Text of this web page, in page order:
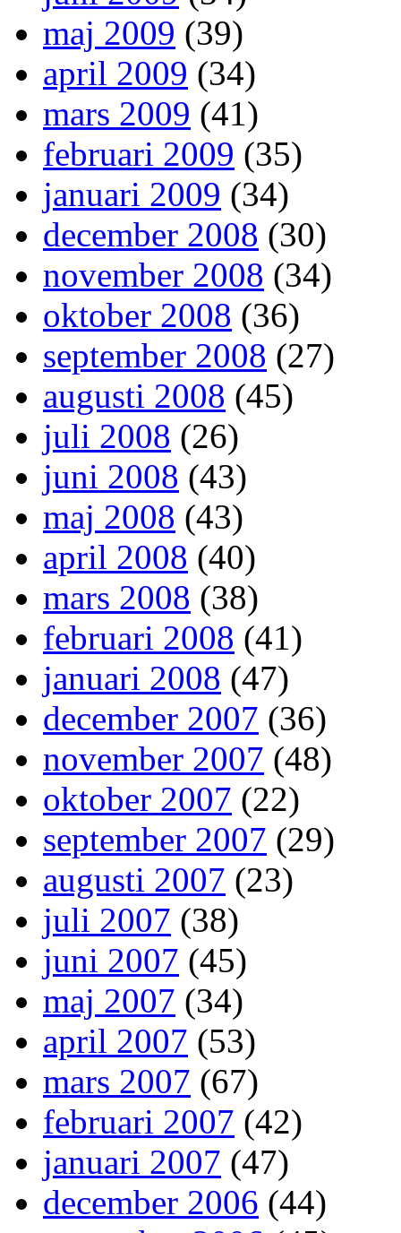
maj 2009 (39)
april 2009 (34)
mars 2009 (41)
februari 2009 (35)
januari 2009 (34)
december 2008 (30)
november 2008 (34)
oktober 2008 (36)
september 2008 (27)
augusti 2008 (45)
juli 2008 (26)
juni 2008 (43)
maj 2008 (43)
april 2008 (40)
mars 2008 (38)
februari 2008 (41)
januari 2008 (47)
december 2007 (36)
november 2007 (48)
oktober 2007 (22)
september 2007 (29)
augusti 2007 (23)
juli 2007 (38)
juni 2007 (45)
maj 2007 (34)
april 2007 (53)
mars 2007 (67)
februari 2007 (42)
januari 2007 (47)
december 2006 (44)